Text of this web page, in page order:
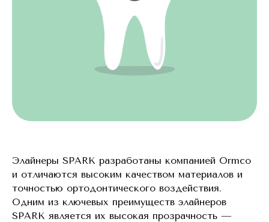
Элайнеры SPARK разработаны компанией Ormco
и отличаются высоким качеством материалов и
точностью ортодонтического воздействия.
Одним из ключевых преимуществ элайнеров
SPARK является их высокая прозрачность —